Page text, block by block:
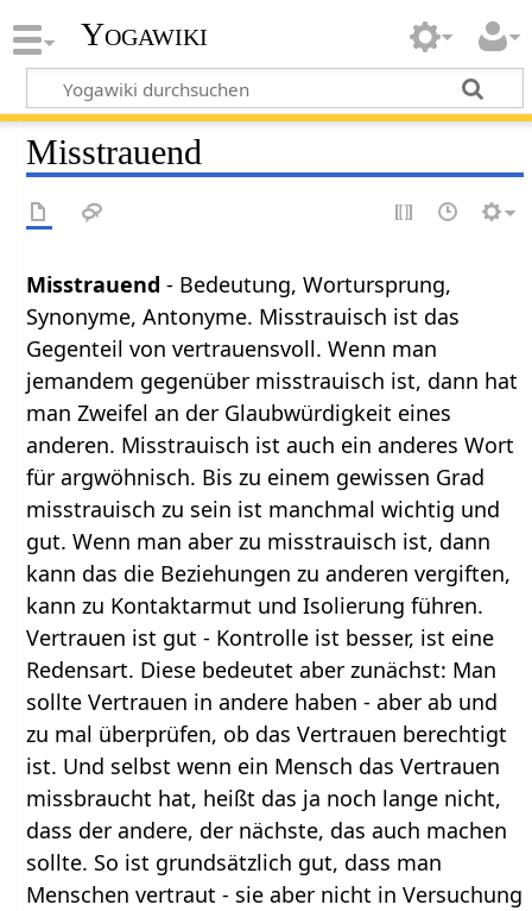
Yogawiki
Misstrauend
Misstrauend- Bedeutung, Wortursprung,
Synonyme, Antonyme. Misstrauisch ist das
Gegenteil von vertrauensvoll. Wenn man
jemandem gegenüber misstrauisch ist, dann hat
man Zweifel an der Glaubwürdigkeit eines
anderen. Misstrauisch ist auch ein anderes Wort
für argwöhnisch. Bis zu einem gewissen Grad
misstrauisch zu sein ist manchmal wichtig und
gut. Wenn man aber zu misstrauisch ist, dann
kann das die Beziehungen zu anderen vergiften,
kann zu Kontaktarmut und Isolierung führen.
Vertrauen ist gut - Kontrolle ist besser, ist eine
Redensart. Diese bedeutet aber zunächst: Man
sollte Vertrauen in andere haben - aber ab und
zu mal überprüfen, ob das Vertrauen berechtigt
ist. Und selbst wenn ein Mensch das Vertrauen
missbraucht hat, heißt das ja noch lange nicht,
dass der andere, der nächste, das auch machen
sollte. So ist grundsätzlich gut, dass man
Menschen vertraut - sie aber nicht in Versuchung